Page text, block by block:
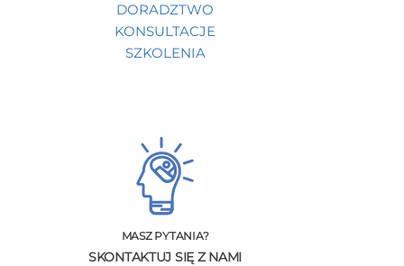
DORADZTWO
KONSULTACJE
SZKOLENIA
MASZ PYTANIA?
SKONTAKTUJ SIĘ Z NAMI